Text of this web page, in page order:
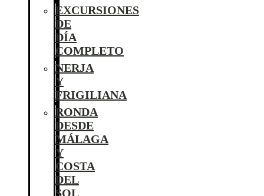
EXCURSIONES
DE
DÍA
COMPLETO
NERJA
Y
FRIGILIANA
RONDA
DESDE
MÁLAGA
Y
COSTA
DEL
SOL